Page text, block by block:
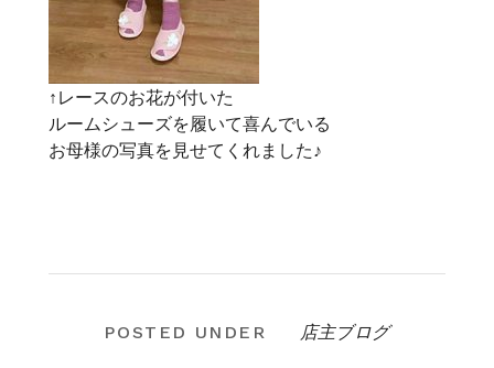
↑レースのお花が付いた
ルームシューズを履いて喜んでいる
お母様の写真を見せてくれました♪
POSTED UNDER 店主ブログ